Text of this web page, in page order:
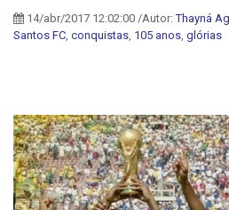
14/abr/2017 12:02:00 /Autor:Thayná
Santos FC conquistas 105 anos glórias